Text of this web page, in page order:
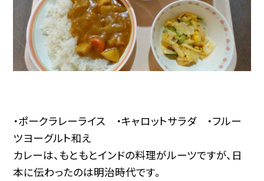
・ポークラレーライス ・キャロットサラダ ・フルー
ツヨーグルト和え
カレーは、もともとインドの料理がルーツですが、日
本に伝わったのは明治時代です。